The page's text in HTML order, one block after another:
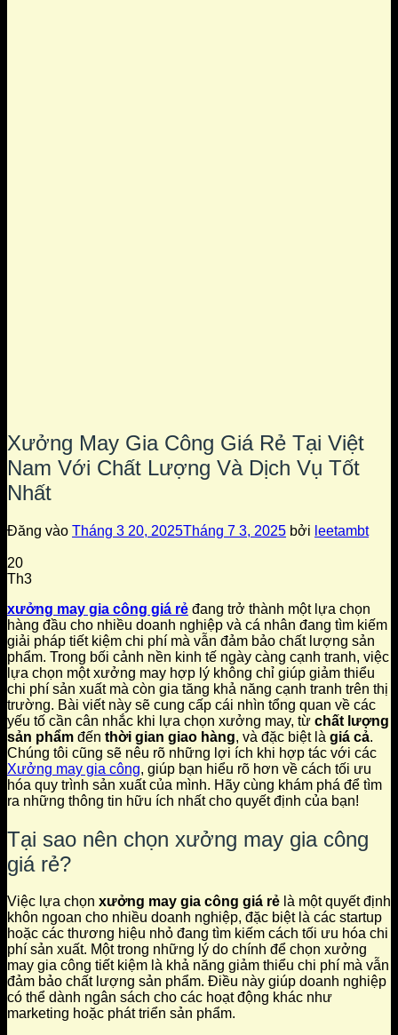
Xưởng May Gia Công Giá Rẻ Tại Việt
Nam Với Chất Lượng Và Dịch Vụ Tốt
Nhất
Đăng vào Tháng 3 20, 2025Tháng 7 3, 2025 bởi leetambt
20
Th3
xưởng may gia công giá rẻ đang trở thành một lựa chọn
hàng đầu cho nhiều doanh nghiệp và cá nhân đang tìm kiếm
giải pháp tiết kiệm chi phí mà vẫn đảm bảo chất lượng sản
phẩm. Trong bối cảnh nền kinh tế ngày càng cạnh tranh, việc
lựa chọn một xưởng may hợp lý không chỉ giúp giảm thiểu
chi phí sản xuất mà còn gia tăng khả năng cạnh tranh trên thị
trường. Bài viết này sẽ cung cấp cái nhìn tổng quan về các
yếu tố cần cân nhắc khi lựa chọn xưởng may, từ chất lượng
sản phẩm đến thời gian giao hàng, và đặc biệt là giá cả.
Chúng tôi cũng sẽ nêu rõ những lợi ích khi hợp tác với các
Xưởng may gia công, giúp bạn hiểu rõ hơn về cách tối ưu
hóa quy trình sản xuất của mình. Hãy cùng khám phá để tìm
ra những thông tin hữu ích nhất cho quyết định của bạn!
Tại sao nên chọn xưởng may gia công
giá rẻ?
Việc lựa chọn xưởng may gia công giá rẻ là một quyết định
khôn ngoan cho nhiều doanh nghiệp, đặc biệt là các startup
hoặc các thương hiệu nhỏ đang tìm kiếm cách tối ưu hóa chi
phí sản xuất. Một trong những lý do chính để chọn xưởng
may gia công tiết kiệm là khả năng giảm thiểu chi phí mà vẫn
đảm bảo chất lượng sản phẩm. Điều này giúp doanh nghiệp
có thể dành ngân sách cho các hoạt động khác như
marketing hoặc phát triển sản phẩm.